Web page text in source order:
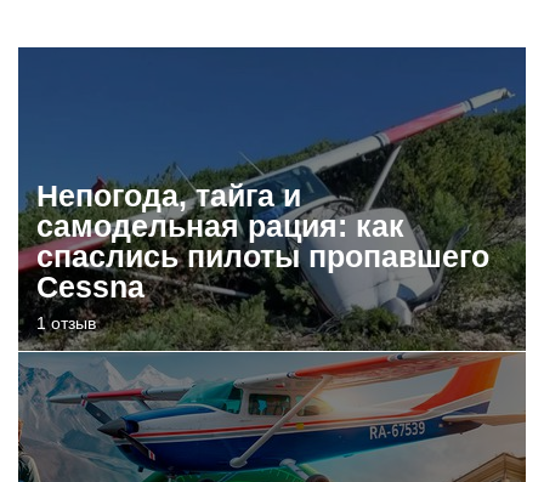
Непогода, тайга и
самодельная рация: как
спаслись пилоты пропавшего
Cessna
1 отзыв